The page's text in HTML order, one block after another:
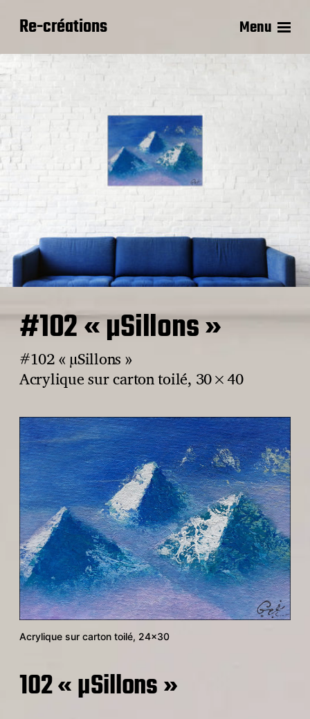
Re-créations Menu
#102 « µSillons »
#102 « µSillons »
Acrylique sur carton toilé, 30×40
Acrylique sur carton toilé, 24×30
102 « µSillons »